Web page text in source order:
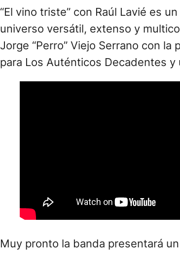
“El vino triste” con Raúl Lavié es
universo versátil, extenso y
Jorge “Perro” Viejo Serrano con
para Los Auténticos Decadentes
Muy pronto la banda presentará